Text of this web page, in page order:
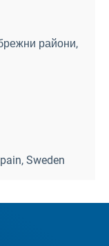
райони,
Sweden